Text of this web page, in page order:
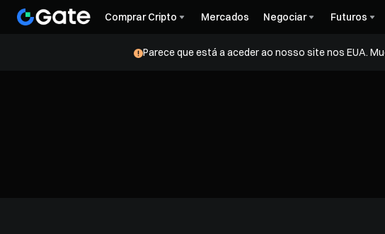
Comprar Cripto Mercados Negociar Futuros
Parece que está a aceder ao nosso site nos EUA.